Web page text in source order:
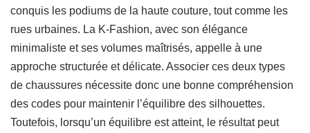
conquis les podiums de la haute couture, tout comme les
rues urbaines. La K-Fashion, avec son élégance
minimaliste et ses volumes maîtrisés, appelle à une
approche structurée et délicate. Associer ces deux types
de chaussures nécessite donc une bonne compréhension
des codes pour maintenir l’équilibre des silhouettes.
Toutefois, lorsqu’un équilibre est atteint, le résultat peut